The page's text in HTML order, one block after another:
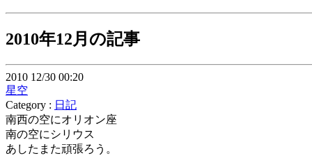
2010年12月の記事
2010 12/30 00:20
星空
Category : 日記
南西の空にオリオン座
南の空にシリウス
あしたまた頑張ろう。